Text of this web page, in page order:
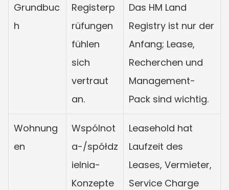
Grundbuc
h
Registerp
rüfungen
fühlen
sich
vertraut
an.
Das HM Land
Registry ist nur der
Anfang; Lease,
Recherchen und
Management-
Pack sind wichtig.
Wohnung
en
Wspólnot
a-/spółdz
ielnia-
Konzepte
Leasehold hat
Laufzeit des
Leases, Vermieter,
Service Charge